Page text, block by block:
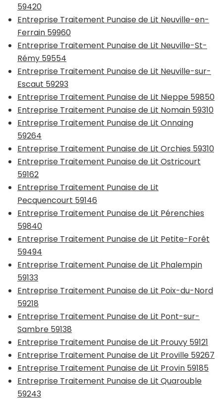
59420
Entreprise Traitement Punaise de Lit Neuville-en-
Ferrain 59960
Entreprise Traitement Punaise de Lit Neuville-St-
Rémy 59554
Entreprise Traitement Punaise de Lit Neuville-sur-
Escaut 59293
Entreprise Traitement Punaise de Lit Nieppe 59850
Entreprise Traitement Punaise de Lit Nomain 59310
Entreprise Traitement Punaise de Lit Onnaing
59264
Entreprise Traitement Punaise de Lit Orchies 59310
Entreprise Traitement Punaise de Lit Ostricourt
59162
Entreprise Traitement Punaise de Lit
Pecquencourt 59146
Entreprise Traitement Punaise de Lit Pérenchies
59840
Entreprise Traitement Punaise de Lit Petite-Forêt
59494
Entreprise Traitement Punaise de Lit Phalempin
59133
Entreprise Traitement Punaise de Lit Poix-du-Nord
59218
Entreprise Traitement Punaise de Lit Pont-sur-
Sambre 59138
Entreprise Traitement Punaise de Lit Prouvy 59121
Entreprise Traitement Punaise de Lit Proville 59267
Entreprise Traitement Punaise de Lit Provin 59185
Entreprise Traitement Punaise de Lit Quarouble
59243